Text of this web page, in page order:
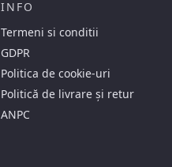
INFO
Termeni si conditii
GDPR
Politica de cookie-uri
Politică de livrare și retur
ANPC